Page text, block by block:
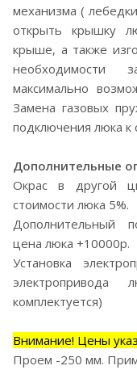
механизма (
открыть крышку
крыше, а также
необходимости
максимально
Замена газовых
подключения люка к
Дополнительные
Окрас в другой
стоимости люка 5%.
Дополнительный
цена люка +10000р.
Установка
комплектуется)
Внимание! Цены
Проем -250 мм.